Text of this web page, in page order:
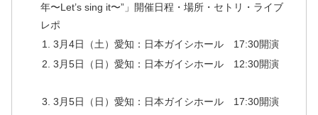
年〜Let’s sing it〜”」開催日程・場所・セトリ・ライブ
レポ
3月4日（土）愛知：日本ガイシホール 17:30開演
3月5日（日）愛知：日本ガイシホール 12:30開演
3月5日（日）愛知：日本ガイシホール 17:30開演